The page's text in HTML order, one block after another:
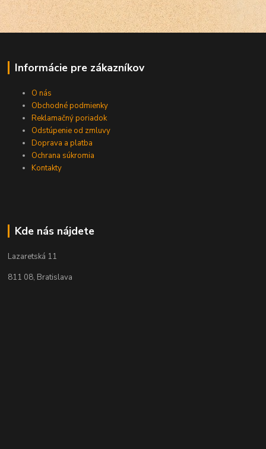
Informácie pre zákazníkov
O nás
Obchodné podmienky
Reklamačný poriadok
Odstúpenie od zmluvy
Doprava a platba
Ochrana súkromia
Kontakty
Kde nás nájdete
Lazaretská 11
811 08, Bratislava